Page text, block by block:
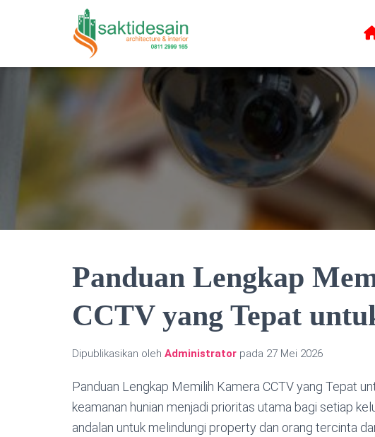
Panduan Lengkap
CCTV yang Tepat
Dipublikasikan oleh Administrator pada 27 Mei 2026
Panduan Lengkap Memilih Kamera CCTV yang Tepat
keamanan hunian menjadi prioritas utama bagi setiap
andalan untuk melindungi property dan orang tercinta